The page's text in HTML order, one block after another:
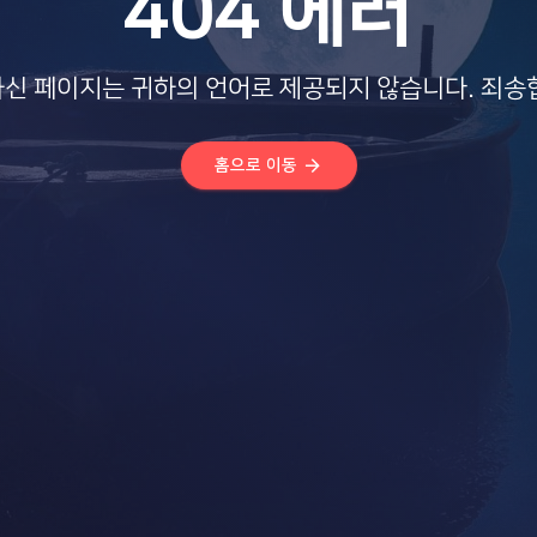
페이지는 귀하의 언어로 제공되지 않습니다. 죄송
홈으로 이동 arrow_forward